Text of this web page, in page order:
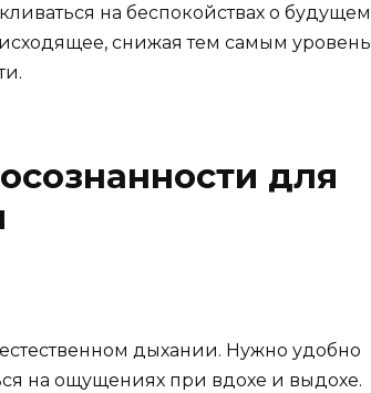
на беспокойствах о будущем
снижая тем самым уровень
для
дыхании. Нужно удобно
на ощущениях при вдохе и выдохе.